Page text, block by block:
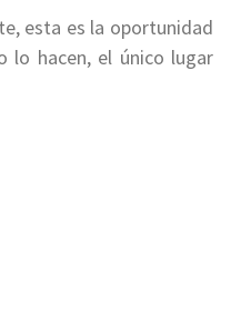
esta es la oportunidad
lo hacen, el único lugar